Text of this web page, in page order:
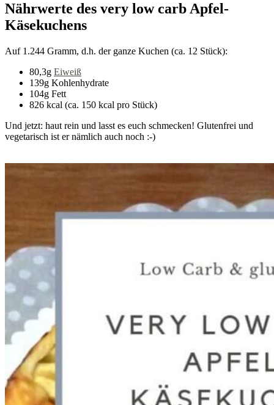
Nährwerte des very low carb Apfel-
Käsekuchens
Auf 1.244 Gramm, d.h. der ganze Kuchen (ca. 12 Stück):
80,3g Eiweiß
139g Kohlenhydrate
104g Fett
826 kcal (ca. 150 kcal pro Stück)
Und jetzt: haut rein und lasst es euch schmecken! Glutenfrei und
vegetarisch ist er nämlich auch noch :-)